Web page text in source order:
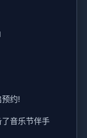
约!
音乐节伴手